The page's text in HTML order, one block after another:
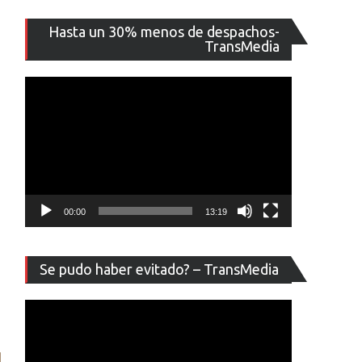
Hasta un 30% menos de despachos-
TransMedia
de
vídeo
00:00 13:19
Se pudo haber evitado? – TransMedia
de
vídeo